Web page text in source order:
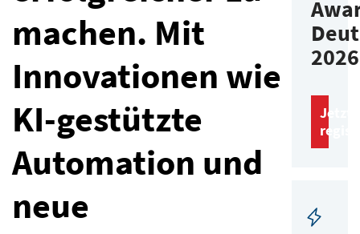
machen. Mit
Innovationen wie
KI-gestützte
Automation und
neue
2026
Jetzt